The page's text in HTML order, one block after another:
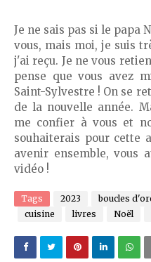
Je ne sais pas si le papa
vous, mais moi, je suis
j'ai reçu. Je ne vous
pense que vous avez
Saint-Sylvestre ! On se
de la nouvelle année.
me confier à vous et
souhaiterais pour cette
avenir ensemble, vous
vidéo !
Tags 2023 boucles
cuisine
livres Noël